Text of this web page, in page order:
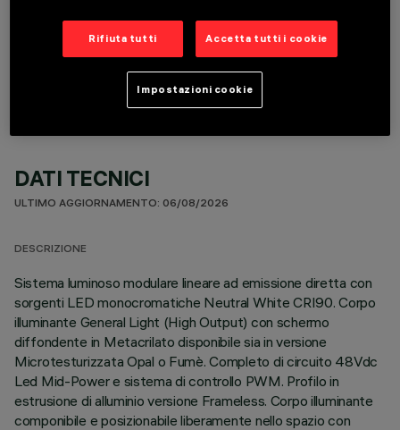
COMPONENTI OPZIONALI
DATI TECNICI
ULTIMO AGGIORNAMENTO: 06/08/2026
DESCRIZIONE
Sistema luminoso modulare lineare ad emissione diretta con
sorgenti LED monocromatiche Neutral White CRI90. Corpo
illuminante General Light (High Output) con schermo
diffondente in Metacrilato disponibile sia in versione
Microtesturizzata Opal o Fumè. Completo di circuito 48Vdc
Led Mid-Power e sistema di controllo PWM. Profilo in
estrusione di alluminio versione Frameless. Corpo illuminante
componibile e posizionabile liberamente nello spazio con
Rifiuta tutti Accetta tutti i cookie
Impostazioni cookie